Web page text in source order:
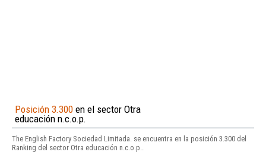
Posición 3.300 en el sector Otra
educación n.c.o.p.
The English Factory Sociedad Limitada. se encuentra en la posición 3.300 del
Ranking del sector Otra educación n.c.o.p..